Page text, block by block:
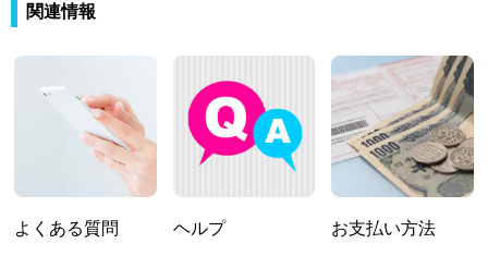
関連情報
よくある質問 ヘルプ お支払い方法